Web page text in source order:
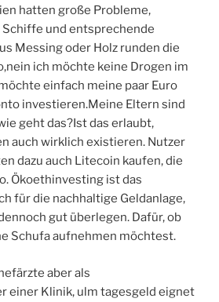
hatten große Probleme,
und entsprechende
Messing oder Holz runden die
ich möchte keine Drogen im
einfach meine paar Euro
investieren.Meine Eltern sind
geht das?Ist das erlaubt,
auch wirklich existieren. Nutzer
dazu auch Litecoin kaufen, die
Ökoethinvesting ist das
für die nachhaltige Geldanlage,
gut überlegen. Dafür, ob
Schufa aufnehmen möchtest.
aber als
einer Klinik, ulm tagesgeld eignet